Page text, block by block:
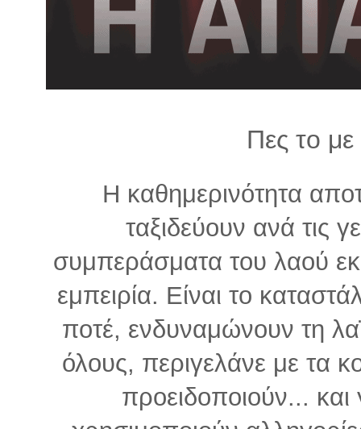
Πες το με
Η καθημερινότητα
ταξιδεύουν ανά τις
συμπεράσματα του λαού
εμπειρία. Είναι το
ποτέ, ενδυναμώνουν τη
όλους, περιγελάνε με τα
προειδοποιούν... και